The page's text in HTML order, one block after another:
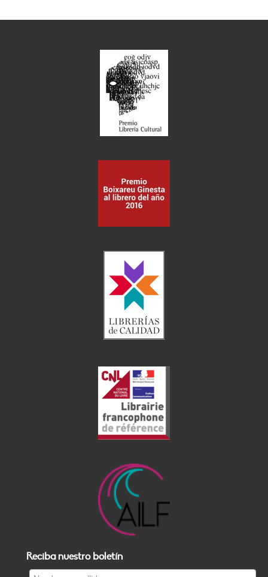
Reciba nuestro boletín